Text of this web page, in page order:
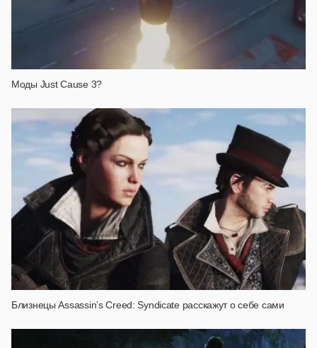
Моды Just Cause 3?
Близнецы Assassin’s Creed: Syndicate расскажут о себе сами